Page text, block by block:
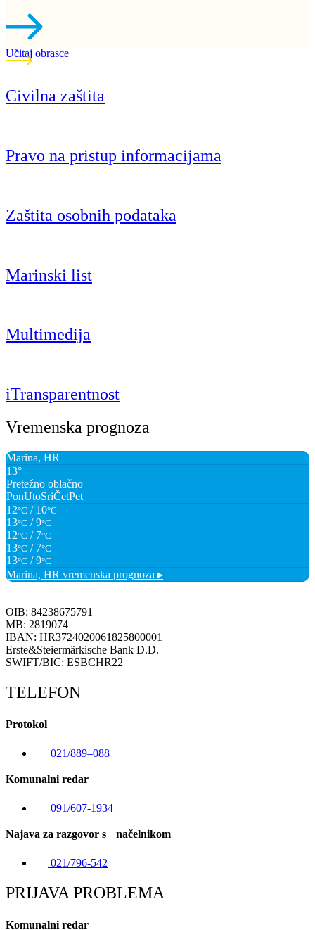
Učitaj obrasce
Civilna zaštita
Pravo na pristup informacijama
Zaštita osobnih podataka
Marinski list
Multimedija
iTransparentnost
Vremenska prognoza
Marina, HR
13°
Pretežno oblačno
PonUtoSriČetPet
12°C / 10°C
13°C / 9°C
12°C / 7°C
13°C / 7°C
13°C / 9°C
Marina, HR vremenska prognoza ▸
OIB: 84238675791
MB: 2819074
IBAN: HR3724020061825800001
Erste&Steiermärkische Bank D.D.
SWIFT/BIC: ESBCHR22
TELEFON
Protokol
021/889–088
Komunalni redar
091/607-1934
Najava za razgovor s načelnikom
021/796-542
PRIJAVA PROBLEMA
Komunalni redar